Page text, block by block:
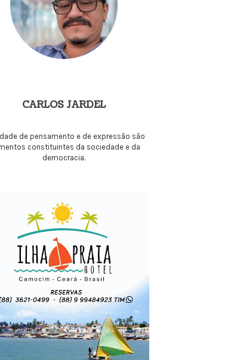
CARLOS JARDEL
de pensamento e de expressão são
constituintes da sociedade e da
democracia.